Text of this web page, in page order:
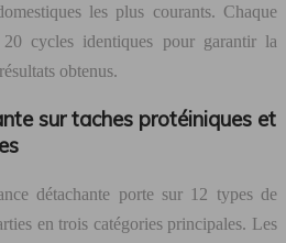
les plus courants. Chaque
cycles identiques pour garantir la
obtenus.
sur taches protéiniques et
détachante porte sur 12 types de
en trois catégories principales. Les